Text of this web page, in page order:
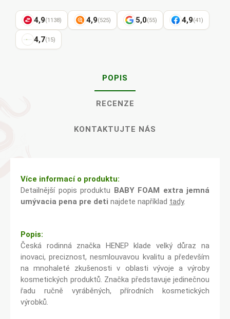
4,9(1138) 4,9(525) 5,0(55) 4,9(41)
4,7(15)
POPIS
RECENZE
KONTAKTUJTE NÁS
Více informací o produktu:
Detailnější popis produktu BABY FOAM extra jemná
umývacia pena pre deti najdete například tady.
Popis:
Česká rodinná značka HENEP klade velký důraz na
inovaci, preciznost, nesmlouvavou kvalitu a především
na mnohaleté zkušenosti v oblasti vývoje a výroby
kosmetických produktů. Značka představuje jedinečnou
řadu ručně vyráběných, přírodních kosmetických
výrobků.